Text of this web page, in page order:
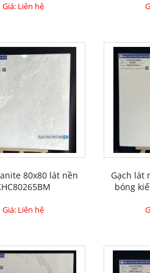
men (gạch ceramic)
nhà này có rất nhiều
mẫu gạch đẹp có
việc vệ sinh, lau chùi
không được bền chắc.
men cho những khu
trong những năm
tráng men mà được mài
Giá: Liên hệ
80x80 lát nền
Giá: Liên hệ
Gạch lát
bóng